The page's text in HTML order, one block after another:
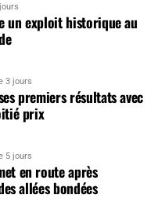
un exploit historique au
3 jours
premiers résultats avec
prix
5 jours
en route après
allées bondées